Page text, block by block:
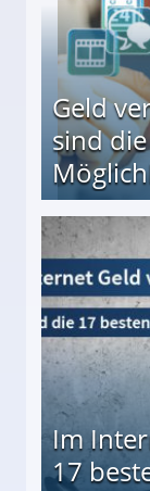
Geld
sind
besten
Im
17